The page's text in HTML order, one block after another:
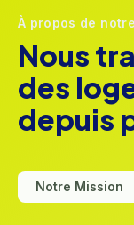
À propos de
Nous
des
depuis
Notre Mission